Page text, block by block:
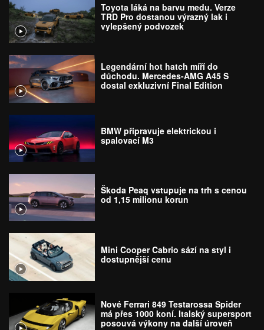
Toyota láká na barvu medu. Verze
TRD Pro dostanou výrazný lak i
vylepšený podvozek
Legendární hot hatch míří do
důchodu. Mercedes-AMG A45 S
dostal exkluzivní Final Edition
BMW připravuje elektrickou i
spalovací M3
Škoda Peaq vstupuje na trh s cenou
od 1,15 milionu korun
Mini Cooper Cabrio sází na styl i
dostupnější cenu
Nové Ferrari 849 Testarossa Spider
má přes 1000 koní. Italský supersport
posouvá výkony na další úroveň